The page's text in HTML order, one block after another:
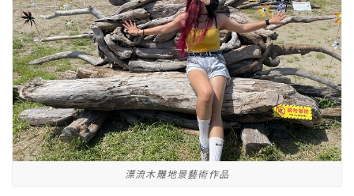
漂流木雕地景藝術作品